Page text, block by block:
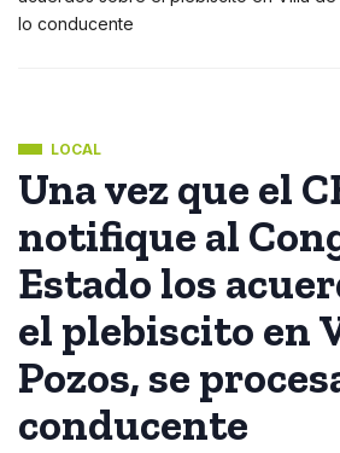
lo conducente
LOCAL
Una vez que el
notifique al
Estado los
el plebiscito en
Pozos, se
conducente